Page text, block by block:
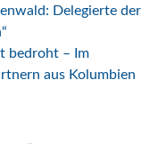
Delegierte der
bedroht – Im
aus Kolumbien